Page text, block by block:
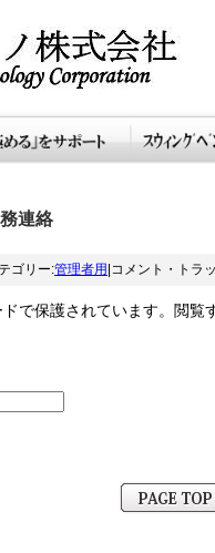
連絡
ゴリー:管理者用 |コメント・トラ
で保護されています。閲覧